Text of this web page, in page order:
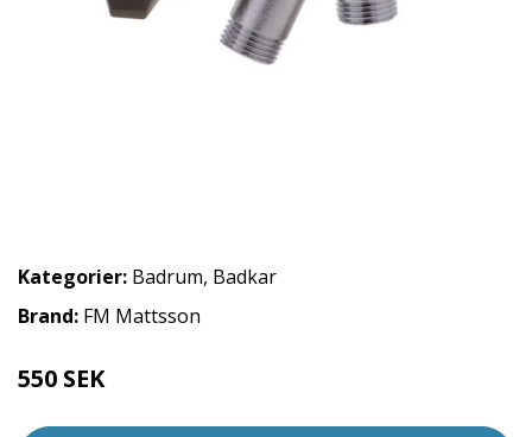
Kategorier: Badrum, Badkar
Brand: FM Mattsson
550 SEK